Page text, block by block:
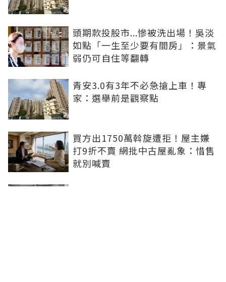
頭期款投股市...慘被洗出場！吳淡
如點「一生至少要有間房」：景氣
弱仍可自住等翻轉
青安3.0有3年不必急搶上車！專
家：選舉前是觀察點
買方出1750萬斡旋遭拒！屋主嫌
打9折不賣 網批中古屋亂象：惜售
就別喊賣